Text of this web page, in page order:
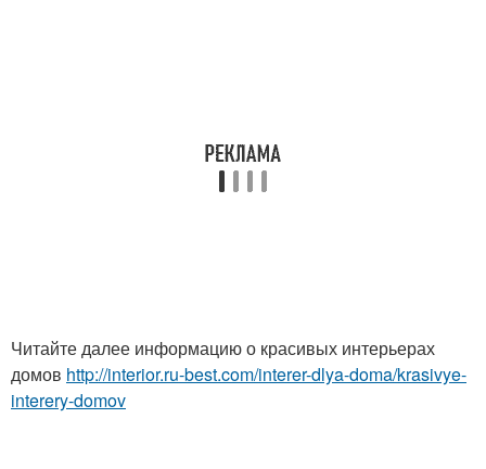
Читайте далее информацию о красивых интерьерах
домов http://interior.ru-best.com/interer-dlya-doma/krasivye-
interery-domov